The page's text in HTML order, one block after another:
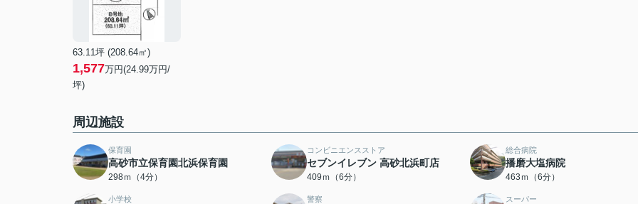
63.11坪 (208.64㎡)
1,577万円(24.99万円/
坪)
周辺施設
保育園
高砂市立保育園北浜保育園
298ｍ（4分）
コンビニエンスストア
セブンイレブン 高砂北浜町店
409ｍ（6分）
総合病院
播磨大塩病院
463ｍ（6分）
小学校 警察 スーパー